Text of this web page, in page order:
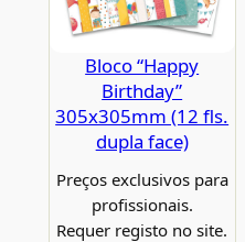
Bloco “Happy
Birthday”
305x305mm (12 fls.
dupla face)
Preços exclusivos para
profissionais.
Requer registo no site.